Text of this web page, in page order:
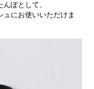
ぽとして、
にお使いいただけま